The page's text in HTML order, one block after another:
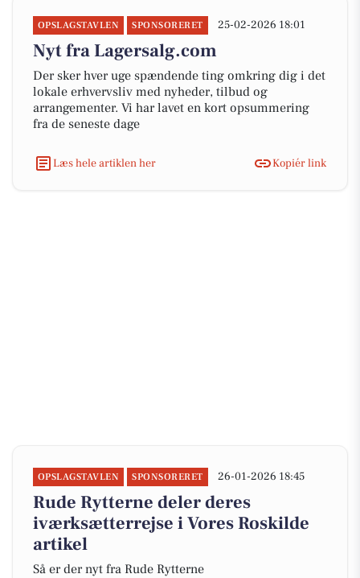
OPSLAGSTAVLEN SPONSORERET 25-02-2026 18:01
Nyt fra Lagersalg.com
Der sker hver uge spændende ting omkring dig i det
lokale erhvervsliv med nyheder, tilbud og
arrangementer. Vi har lavet en kort opsummering
fra de seneste dage
Læs hele artiklen her Kopiér link
OPSLAGSTAVLEN SPONSORERET 26-01-2026 18:45
Rude Rytterne deler deres
iværksætterrejse i Vores Roskilde
artikel
Så er der nyt fra Rude Rytterne